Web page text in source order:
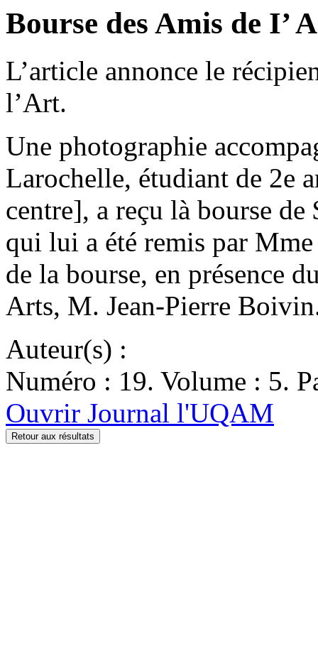
Bourse des Amis de I’
L’article annonce le
l’Art.
Une photographie
Larochelle, étudiant de 2e
centre], a reçu là bourse
qui lui a été remis par
de la bourse, en présence
Arts, M. Jean-Pierre
Auteur(s) :
Numéro : 19. Volume : 5.
Ouvrir Journal l'UQAM
Retour aux résultats